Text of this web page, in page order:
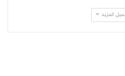
المزيد